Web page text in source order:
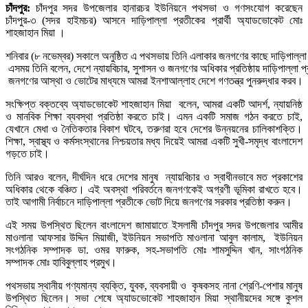
চাঁদপুর:চাঁদপুর সদর উপজেলার হানারচর ইউনিয়নে পথসভা ও গণসংযোগ করেছেন
চাঁদপুর-৩ (সদর হাইমচর) আসনে দাড়িপাল্লা প্রতীকের প্রার্থী অ্যাডভোকেট মোঃ
শাহজাহান মিয়া ।
শনিবার (৮ নভেম্বর) সকালে অনুষ্ঠিত এ পথসভায় তিনি এলাকার জনগণের কাছে
এসময় তিনি বলেন, দেশে ন্যায়বিচার, সুশাসন ও জনগণের অধিকার প্রতিষ্ঠায় দাড়িপাল্লা
জনগণের আস্থা ও ভোটের মাধ্যমে আমরা ইনশাআল্লাহ দেশে গণতন্ত্র পুনরুদ্ধার করব।
সংক্ষিপ্ত বক্তব্যে অ্যাডভোকেট শাহজাহান মিয়া বলেন, আমরা একটি আদর্শ, ন্যায়নিষ্ঠ
ও মানবিক শিক্ষা ব্যবস্থা প্রতিষ্ঠা করতে চাই। এমন একটি সমাজ গঠন করতে চাই,
যেখানে মেধা ও নৈতিকতার বিকাশ ঘটবে, তরুণরা হবে দেশের উন্নয়নের চালিকাশক্তি।
শিক্ষা, স্বাস্থ্য ও কর্মসংস্থানের নিশ্চয়তার মধ্য দিয়েই আমরা একটি সুখী-সমৃদ্ধ বাংলাদেশ
গড়তে চাই।
তিনি আরও বলেন, দীর্ঘদিন ধরে দেশের মানুষ ন্যায়বিচার ও স্বাধীনভাবে মত প্রকাশের
অধিকার থেকে বঞ্চিত। এই অবস্থা পরিবর্তনে জনগণকেই অগ্রণী ভূমিকা রাখতে হবে।
তাই আগামী নির্বাচনে দাড়িপাল্লা প্রতীকে ভোট দিয়ে জনগণের সরকার প্রতিষ্ঠা করুন।
এই সময় উপস্থিত ছিলেন বাংলাদেশ জামায়াতে ইসলামী চাঁদপুর সদর উপজেলার আমীর
মাওলানা আফসার উদ্দিন মিয়াজী, ইউনিয়ন সভাপতি মাওলানা আবুল কালাম, ইউনিয়ন
সংগঠনিক সম্পাদক ডা. ওমর ফারুক, সহ-সভাপতি মোঃ শামসুদ্দিন খান, সাংগঠনিক
সম্পাদক মোঃ হাবিবুল্লাহ প্রমুখ।
পথসভায় স্থানীয় গণ্যমান্য ব্যক্তি, যুবক, ব্যবসায়ী ও কৃষকসহ নানা শ্রেণি-পেশার মানুষ
উপস্থিত ছিলেন। সভা শেষে অ্যাডভোকেট শাহজাহান মিয়া স্থানীয়দের সঙ্গে কুশল